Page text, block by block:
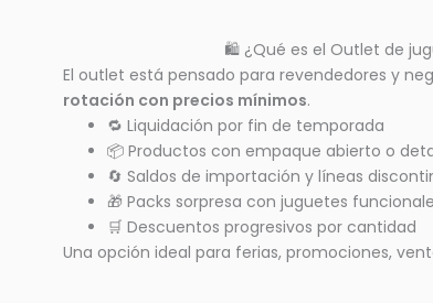
🛍️ ¿Qué es el Outlet de
El outlet está pensado para revendedores y
rotación con precios mínimos.
🔁 Liquidación por fin de temporada
📦 Productos con empaque abierto o
🔄 Saldos de importación y líneas
🎁 Packs sorpresa con juguetes
🛒 Descuentos progresivos por cantidad
Una opción ideal para ferias, promociones,